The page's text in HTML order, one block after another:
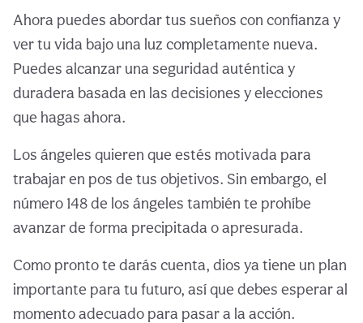
Ahora puedes abordar tus sueños con confianza y
ver tu vida bajo una luz completamente nueva.
Puedes alcanzar una seguridad auténtica y
duradera basada en las decisiones y elecciones
que hagas ahora.
Los ángeles quieren que estés motivada para
trabajar en pos de tus objetivos. Sin embargo, el
número 148 de los ángeles también te prohíbe
avanzar de forma precipitada o apresurada.
Como pronto te darás cuenta, dios ya tiene un plan
importante para tu futuro, así que debes esperar al
momento adecuado para pasar a la acción.